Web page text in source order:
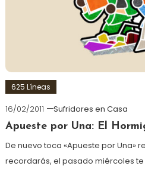
625 Líneas
16/02/2011
Sufridores en Casa
Apueste por Una: El
De nuevo toca «Apueste por Una»
recordarás, el pasado miércoles